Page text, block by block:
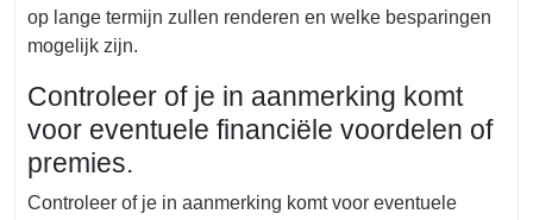
op lange termijn zullen renderen en welke besparingen
mogelijk zijn.
Controleer of je in aanmerking komt
voor eventuele financiële voordelen of
premies.
Controleer of je in aanmerking komt voor eventuele